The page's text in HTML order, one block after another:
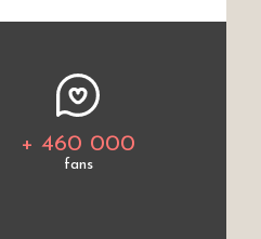
+ 460 000
fans